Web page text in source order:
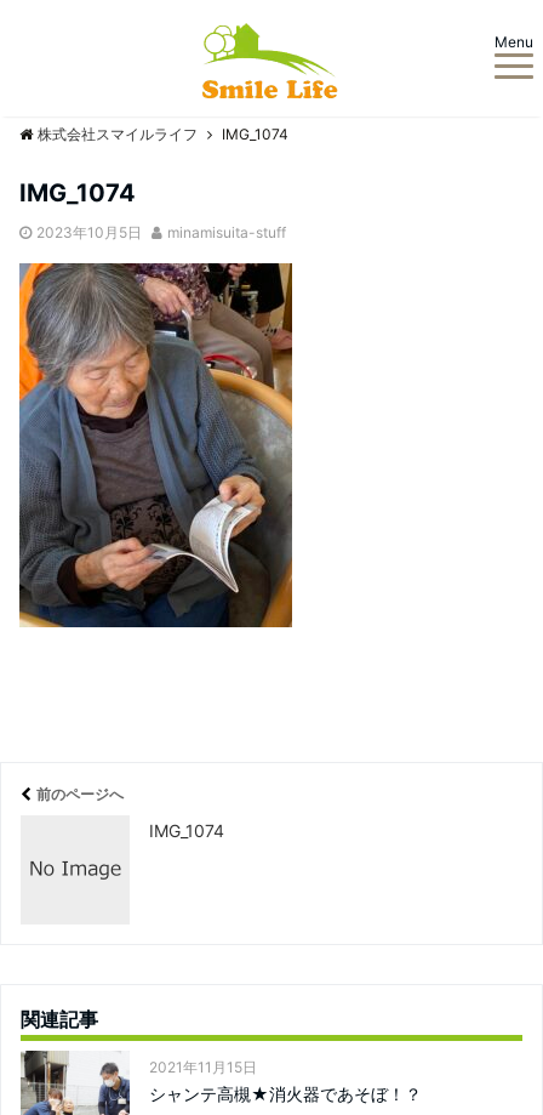
Menu
株式会社スマイルライフ IMG_1074
IMG_1074
2023年10月5日 minamisuita-stuff
前のページへ
IMG_1074
関連記事
2021年11月15日
シャンテ高槻★消火器であそぼ！？